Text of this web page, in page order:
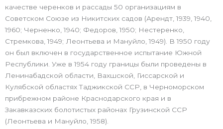
качестве черенков и рассады 50 организациям в
Советском Союзе из Никитских садов (Арендт, 1939, 1940,
1960; Черненко, 1940; Федоров, 1950; Нестеренко,
Стремкова, 1949; Леонтьева и Мануйло, 1949). В 1950 году
он был включен в государственное испытание Южной
Республики. Уже в 1954 году границы были проведены в
Ленинабадской области, Вахшской, Гиссарской и
Кулябской областях Таджикской ССР, в Черноморском
прибрежном районе Краснодарского края и в
Закавказских болотистых районах Грузинской ССР
(Леонтьева и Мануйло, 1958).